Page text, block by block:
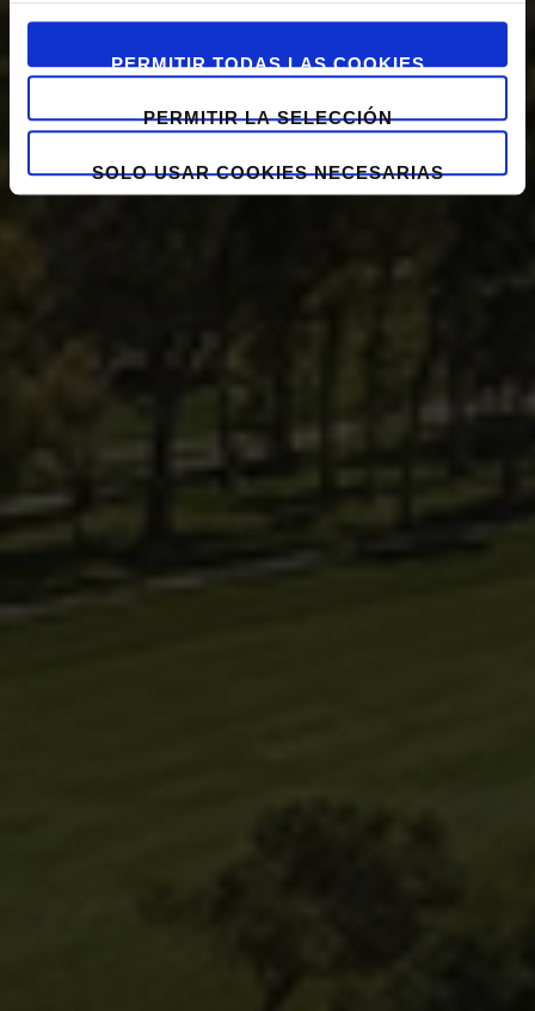
PERMITIR TODAS LAS COOKIES
PERMITIR LA SELECCIÓN
SOLO USAR COOKIES NECESARIAS